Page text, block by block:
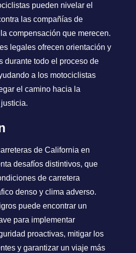
pueden nivelar el
las compañías de
compensación que merecen.
legales ofrecen orientación y
durante todo el proceso de
a los motociclistas
el camino hacia la
de California en
desafíos distintivos, que
de carretera
denso y clima adverso.
puede encontrar un
para implementar
proactivas, mitigar los
y garantizar un viaje más